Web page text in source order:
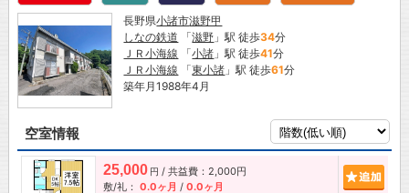
長野県小諸市滋野甲
しなの鉄道 「滋野 」駅 徒歩34分
ＪＲ小海線 「小諸 」駅 徒歩41分
ＪＲ小海線 「東小諸 」駅 徒歩61分
築年月1988年4月
空室情報
25,000 円 / 共益費：2,000円
敷/礼： 0.0ヶ月 / 0.0ヶ月